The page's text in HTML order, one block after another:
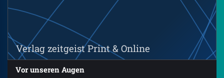
Verlag zeitgeist Print & Online
Vor unseren Augen